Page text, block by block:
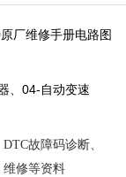
厂维修手册电路图
、04-自动变速
故障码诊断、
维修等资料